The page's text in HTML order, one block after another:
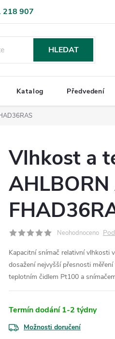
218 907Uplatnění reklamace
HLEDAT
Katalog Předvedení
Vlhkost a
AHLBORN
Neohodnoceno
Kapacitní snímač relativní vlhkosti
dosažení nejvyšší přesnosti
teplotním čidlem Pt100 a
Termín dodání 1-2 týdny
Možnosti doručení